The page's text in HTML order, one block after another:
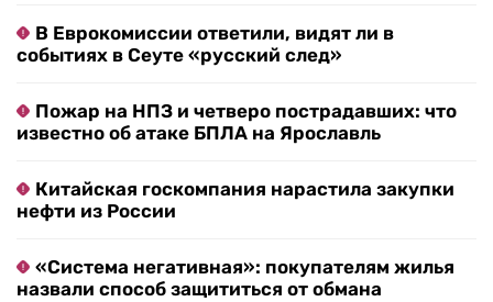
В Еврокомиссии ответили, видят ли в
событиях в Сеуте «русский след»
Пожар на НПЗ и четверо пострадавших: что
известно об атаке БПЛА на Ярославль
Китайская госкомпания нарастила закупки
нефти из России
«Система негативная»: покупателям жилья
назвали способ защититься от обмана